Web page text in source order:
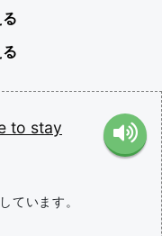
to stay
ています。